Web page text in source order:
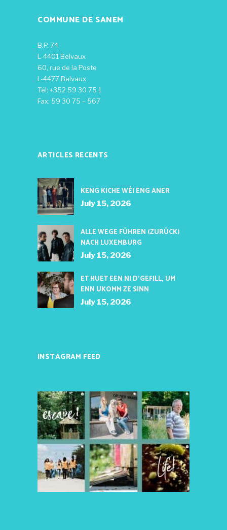
COMMUNE DE SANEM
B.P. 74
L-4401 Belvaux
60, rue de la Poste
L-4477 Belvaux
Tél: +352 59 30 75 1
Fax: 59 30 75 – 567
ARTICLES RECENTS
KENG KICHE WÉI ENG ANER
July 15, 2026
ALLE WEGE FÜHREN (ZURÜCK)
NACH LUXEMBURG
July 15, 2026
ET HUET EEN NI D’GEFILL, UM
ENN UKOMM ZE SINN
July 15, 2026
INSTAGRAM FEED